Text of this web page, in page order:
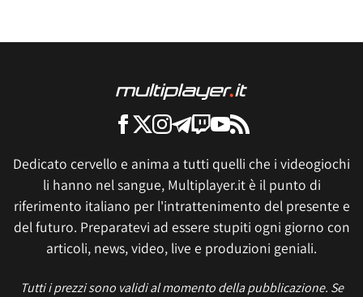
Dedicato cervello e anima a tutti quelli che i videogiochi
li hanno nel sangue, Multiplayer.it è il punto di
riferimento italiano per l'intrattenimento del presente e
del futuro. Preparatevi ad essere stupiti ogni giorno con
articoli, news, video, live e produzioni geniali.
Tutti i prezzi sono validi al momento della pubblicazione. Se